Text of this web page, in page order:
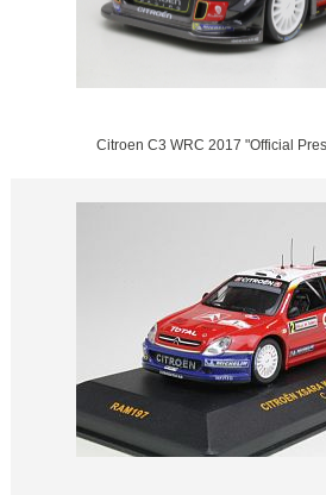
Citroen C3 WRC 2017 "Official